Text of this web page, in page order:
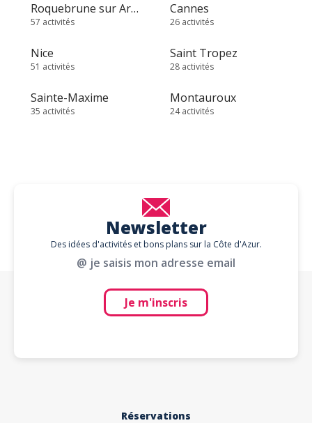
Roquebrune sur Argens
57 activités
Cannes
26 activités
Nice
51 activités
Saint Tropez
28 activités
Sainte-Maxime
35 activités
Montauroux
24 activités
Newsletter
Des idées d'activités et bons plans sur la Côte d'Azur.
@ je saisis mon adresse email
Je m'inscris
Réservations